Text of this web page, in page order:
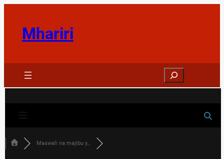
contentMhariri
Search
Maswali na majibu y…